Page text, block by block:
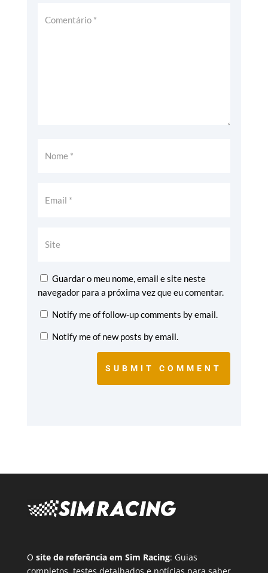
Guardar o meu nome, email e site neste
navegador para a próxima vez que eu comentar.
Notify me of follow-up comments by email.
Notify me of new posts by email.
SUBMIT COMMENT
O site de referência em Sim Racing: Guias